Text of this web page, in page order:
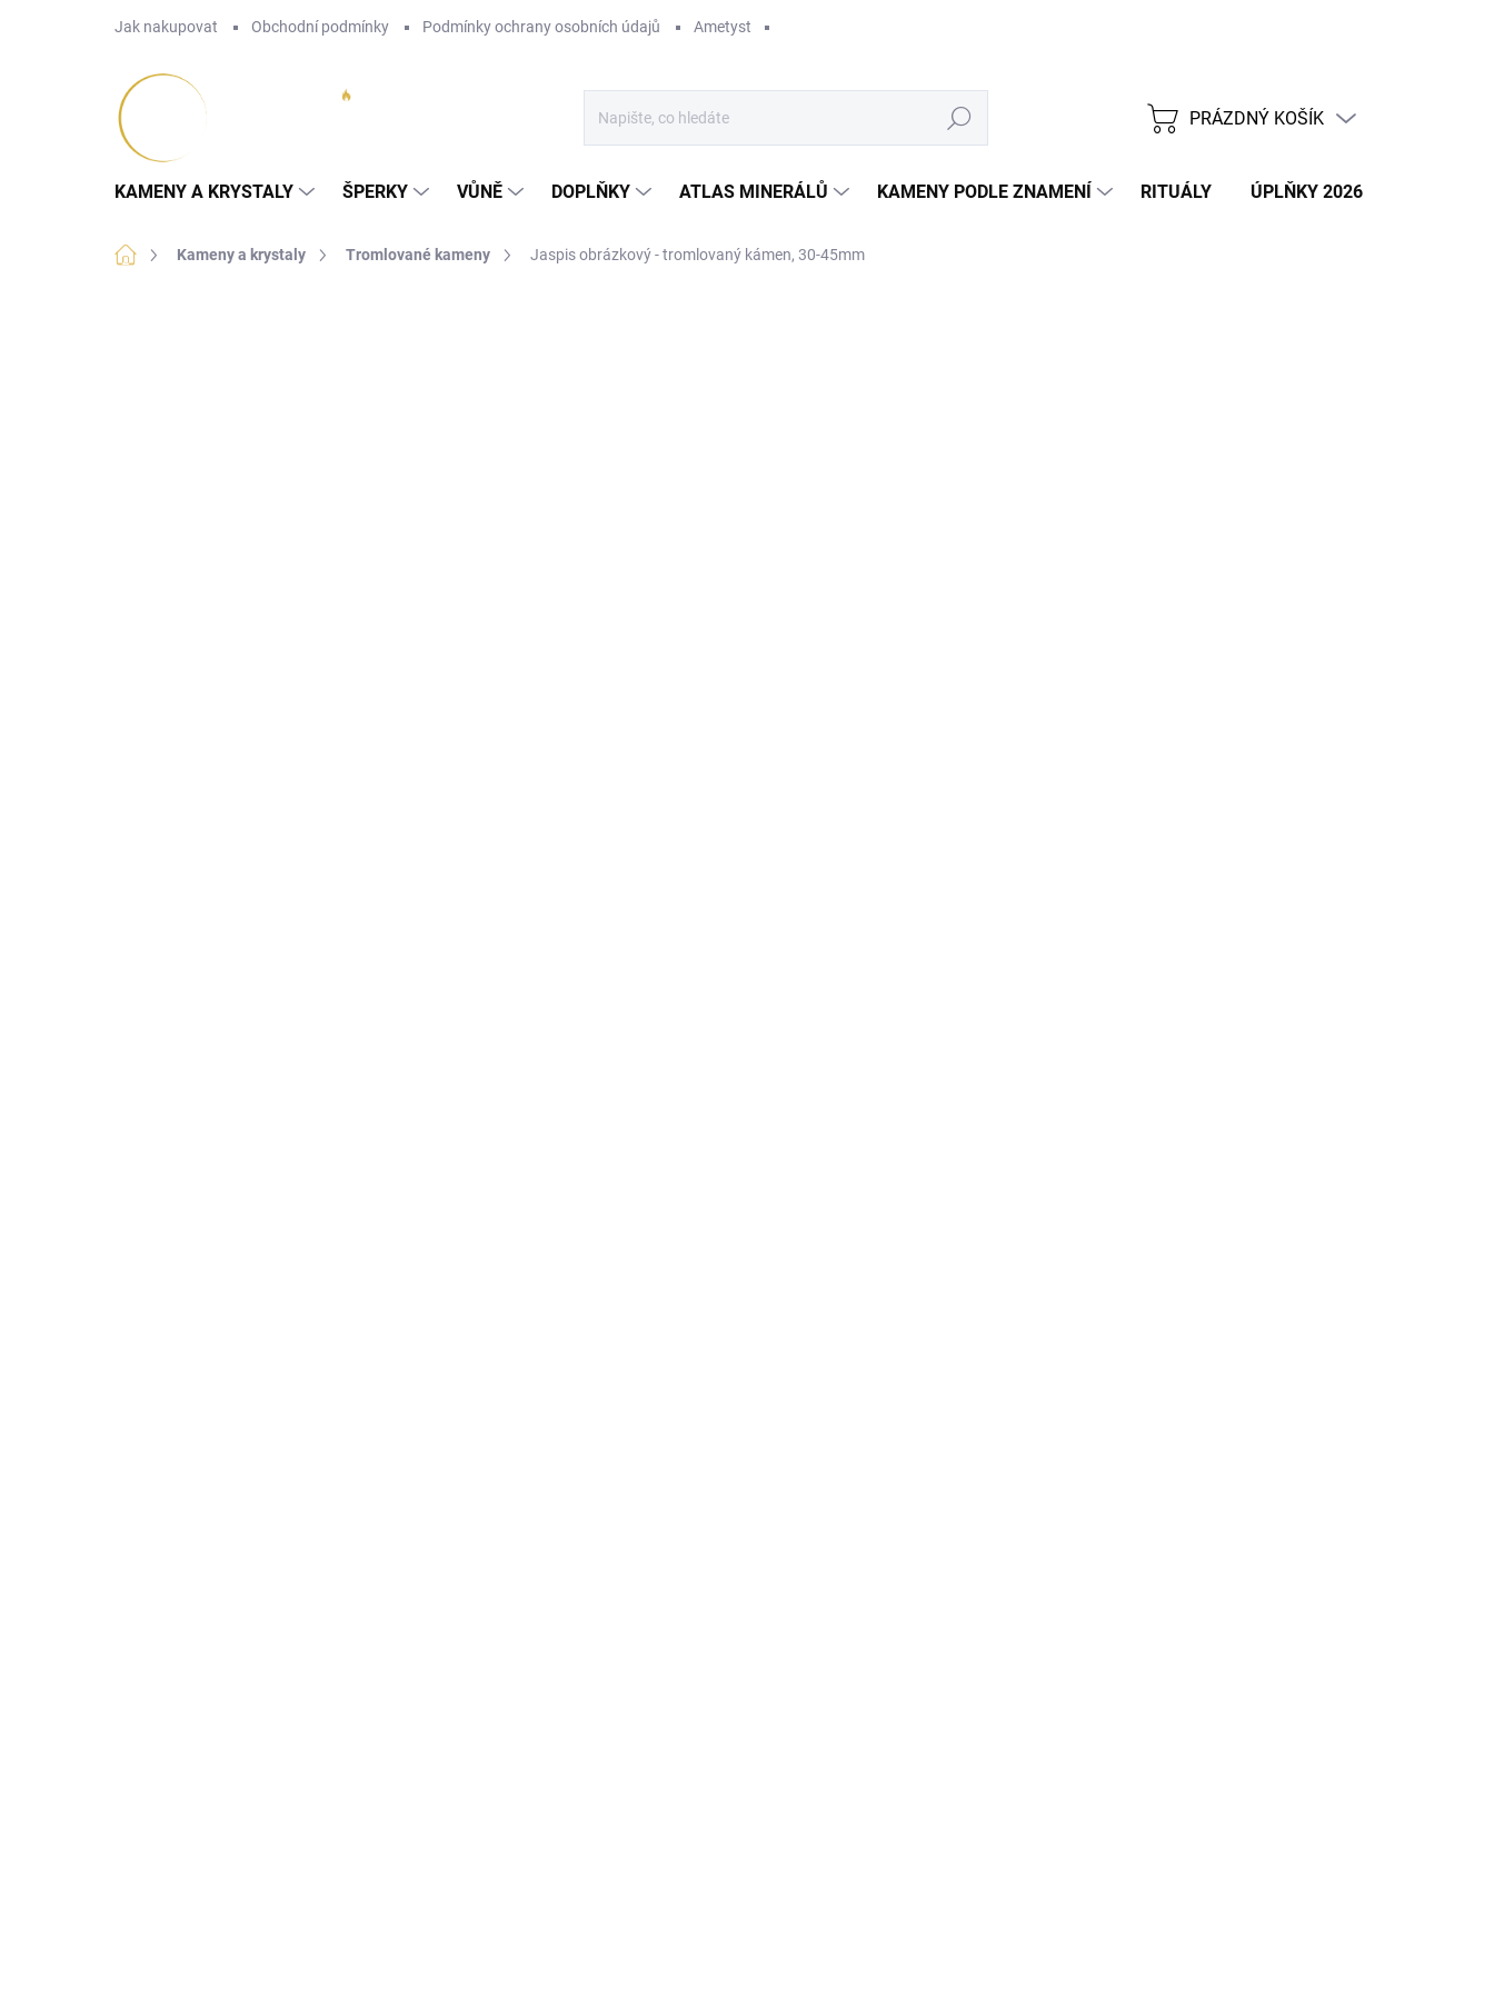
Jak nakupovat Obchodní podmínky Podmínky ochrany osobních údajů Ametyst
Hledat
NÁKUPNÍ
PRÁZDNÝ KOŠÍK
KAMENY A KRYSTALY ŠPERKY VŮNĚ DOPLŇKY ATLAS MINERÁLŮ KAMENY PODLE ZNAMENÍ RITUÁLY ÚPLŇKY 2026
Domů Kameny a krystaly Tromlované kameny Jaspis obrázkový - tromlovaný kámen, 30-45mm